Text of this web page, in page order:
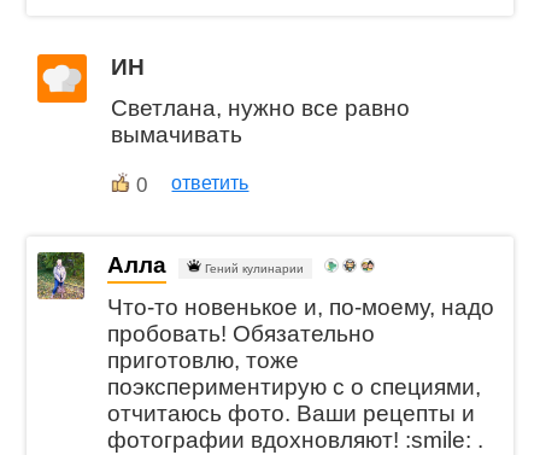
ИН
Светлана, нужно все равно
вымачивать
0 ответить
Алла Гений кулинарии
Что-то новенькое и, по-моему, надо
пробовать! Обязательно
приготовлю, тоже
поэкспериментирую с о специями,
отчитаюсь фото. Ваши рецепты и
фотографии вдохновляют! :smile: .